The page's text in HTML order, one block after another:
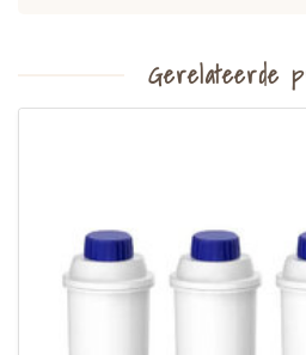
Gerelateerde